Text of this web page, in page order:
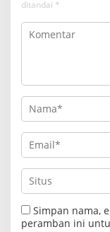
ditandai *
Simpan nama,
peramban ini